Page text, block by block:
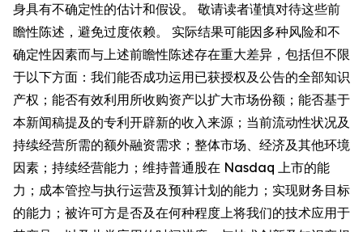
身具有不确定性的估计和假设。 敬请读者谨慎对待这些前
瞻性陈述，避免过度依赖。 实际结果可能因多种风险和不
确定性因素而与上述前瞻性陈述存在重大差异，包括但不限
于以下方面：我们能否成功运用已获授权及公告的全部知识
产权；能否有效利用所收购资产以扩大市场份额；能否基于
本新闻稿提及的专利开辟新的收入来源；当前流动性状况及
持续经营所需的额外融资需求；整体市场、经济及其他环境
因素；持续经营能力；维持普通股在 Nasdaq 上市的能
力；成本管控与执行运营及预算计划的能力；实现财务目标
的能力；被许可方是否及在何种程度上将我们的技术应用于